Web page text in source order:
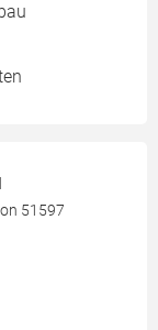
51597